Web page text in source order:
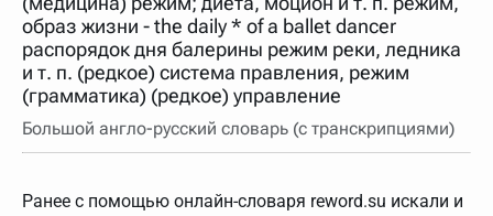
словарь вверх или вниз за прямоугольник слева от
названия словаря. Также можно выключать ненужные
словари.
образ жизни - the daily * of a ballet dancer
распорядок дня балерины режим реки, ледника
и т. п. (редкое) система правления, режим
(грамматика) (редкое) управление
Большой англо-русский словарь (с транскрипциями)
Ранее с помощью онлайн-словаря reword.su искали и